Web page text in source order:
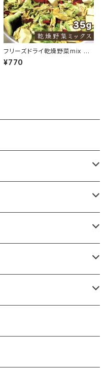
フリーズドライ乾燥野菜mix 35
g
¥770